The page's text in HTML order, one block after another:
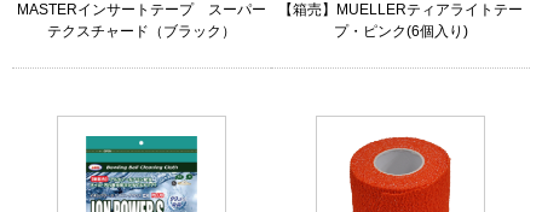
MASTERインサートテープ スーパー
テクスチャード（ブラック）
【箱売】MUELLERティアライトテー
プ・ピンク(6個入り)